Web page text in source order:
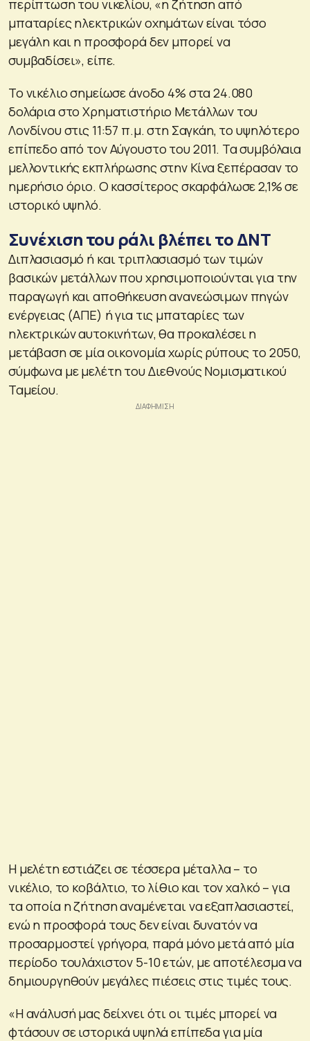
περίπτωση του νικελίου, «η ζήτηση από
μπαταρίες ηλεκτρικών οχημάτων είναι τόσο
μεγάλη και η προσφορά δεν μπορεί να
συμβαδίσει», είπε.
Το νικέλιο σημείωσε άνοδο 4% στα 24.080
δολάρια στο Χρηματιστήριο Μετάλλων του
Λονδίνου στις 11:57 π.μ. στη Σαγκάη, το υψηλότερο
επίπεδο από τον Αύγουστο του 2011. Τα συμβόλαια
μελλοντικής εκπλήρωσης στην Κίνα ξεπέρασαν το
ημερήσιο όριο. Ο κασσίτερος σκαρφάλωσε 2,1% σε
ιστορικό υψηλό.
Συνέχιση του ράλι βλέπει το ΔΝΤ
Διπλασιασμό ή και τριπλασιασμό των τιμών
βασικών μετάλλων που χρησιμοποιούνται για την
παραγωγή και αποθήκευση ανανεώσιμων πηγών
ενέργειας (ΑΠΕ) ή για τις μπαταρίες των
ηλεκτρικών αυτοκινήτων, θα προκαλέσει η
μετάβαση σε μία οικονομία χωρίς ρύπους το 2050,
σύμφωνα με μελέτη του Διεθνούς Νομισματικού
Ταμείου.
Η μελέτη εστιάζει σε τέσσερα μέταλλα – το
νικέλιο, το κοβάλτιο, το λίθιο και τον χαλκό – για
τα οποία η ζήτηση αναμένεται να εξαπλασιαστεί,
ενώ η προσφορά τους δεν είναι δυνατόν να
προσαρμοστεί γρήγορα, παρά μόνο μετά από μία
περίοδο τουλάχιστον 5-10 ετών, με αποτέλεσμα να
δημιουργηθούν μεγάλες πιέσεις στις τιμές τους.
«Η ανάλυσή μας δείχνει ότι οι τιμές μπορεί να
φτάσουν σε ιστορικά υψηλά επίπεδα για μία